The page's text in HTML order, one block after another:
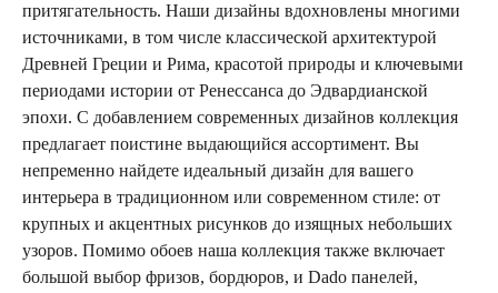
притягательность. Наши дизайны вдохновлены многими
источниками, в том числе классической архитектурой
Древней Греции и Рима, красотой природы и ключевыми
периодами истории от Ренессанса до Эдвардианской
эпохи. С добавлением современных дизайнов коллекция
предлагает поистине выдающийся ассортимент. Вы
непременно найдете идеальный дизайн для вашего
интерьера в традиционном или современном стиле: от
крупных и акцентных рисунков до изящных небольших
узоров. Помимо обоев наша коллекция также включает
большой выбор фризов, бордюров, и Dado панелей,